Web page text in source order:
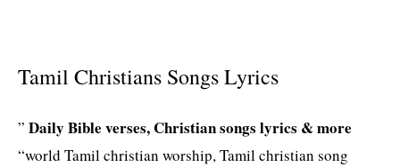
Tamil Christians Songs Lyrics
” Daily Bible verses, Christian songs lyrics & more
“world Tamil christian worship, Tamil christian song